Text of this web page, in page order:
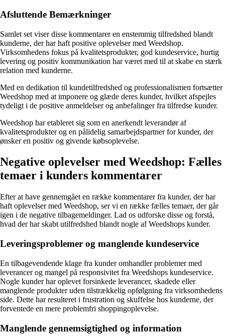
Afsluttende Bemærkninger
Samlet set viser disse kommentarer en enstemmig tilfredshed blandt
kunderne, der har haft positive oplevelser med Weedshop.
Virksomhedens fokus på kvalitetsprodukter, god kundeservice, hurtig
levering og positiv kommunikation har været med til at skabe en stærk
relation med kunderne.
Med en dedikation til kundetilfredshed og professionalismen fortsætter
Weedshop med at imponere og glæde deres kunder, hvilket afspejles
tydeligt i de positive anmeldelser og anbefalinger fra tilfredse kunder.
Weedshop har etableret sig som en anerkendt leverandør af
kvalitetsprodukter og en pålidelig samarbejdspartner for kunder, der
ønsker en positiv og givende købsoplevelse.
Negative oplevelser med Weedshop: Fælles
temaer i kunders kommentarer
Efter at have gennemgået en række kommentarer fra kunder, der har
haft oplevelser med Weedshop, ser vi en række fælles temaer, der går
igen i de negative tilbagemeldinger. Lad os udforske disse og forstå,
hvad der har skabt utilfredshed blandt nogle af Weedshops kunder.
Leveringsproblemer og manglende kundeservice
En tilbagevendende klage fra kunder omhandler problemer med
leverancer og mangel på responsivitet fra Weedshops kundeservice.
Nogle kunder har oplevet forsinkede leverancer, skadede eller
manglende produkter uden tilstrækkelig opfølgning fra virksomhedens
side. Dette har resulteret i frustration og skuffelse hos kunderne, der
forventede en mere problemfri shoppingoplevelse.
Manglende gennemsigtighed og information